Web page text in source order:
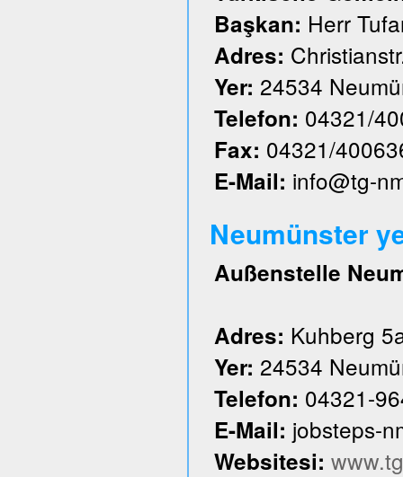
Başkan: Herr
Adres:
Yer: 24534
Telefon: 04321/
Fax: 04321/
E-Mail: info@tg-
Neumünster
Außenstelle
Adres: Kuhberg
Yer: 24534
Telefon: 04321-
E-Mail: jobsteps-
Websitesi: